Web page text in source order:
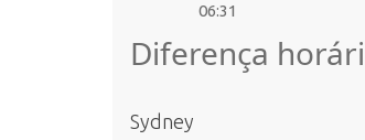
06:31
Diferença
Sydney